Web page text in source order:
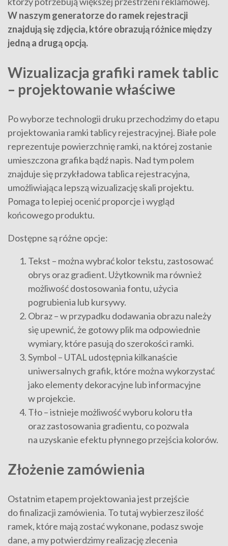
W naszym generatorze do ramek rejestracji
znajdują się zdjęcia, które obrazują różnice między
jedną a drugą opcją.
Wizualizacja grafiki ramek tablic
– projektowanie właściwe
Po wyborze technologii druku przechodzimy do etapu
projektowania ramki tablicy rejestracyjnej. Białe pole
reprezentuje powierzchnię ramki, na której zostanie
umieszczona grafika bądź napis. Nad tym polem
znajduje się przykładowa tablica rejestracyjna,
umożliwiająca lepszą wizualizację skali projektu.
Pomaga to lepiej ocenić proporcje i wygląd
końcowego produktu.
Dostępne są różne opcje:
Tekst – można wybrać kolor tekstu, zastosować
obrys oraz gradient. Użytkownik ma również
możliwość dostosowania fontu, użycia
pogrubienia lub kursywy.
Obraz – w przypadku dodawania obrazu należy
się upewnić, że gotowy plik ma odpowiednie
wymiary, które pasują do szerokości ramki.
Symbol – UTAL udostępnia kilkanaście
uniwersalnych grafik, które można wykorzystać
jako elementy dekoracyjne lub informacyjne
w projekcie.
Tło – istnieje możliwość wyboru koloru tła
oraz zastosowania gradientu, co pozwala
na uzyskanie efektu płynnego przejścia kolorów.
Złożenie zamówienia
Ostatnim etapem projektowania jest przejście
do finalizacji zamówienia. To tutaj wybierzesz ilość
ramek, które mają zostać wykonane, podasz swoje
dane, a my potwierdzimy realizację zlecenia